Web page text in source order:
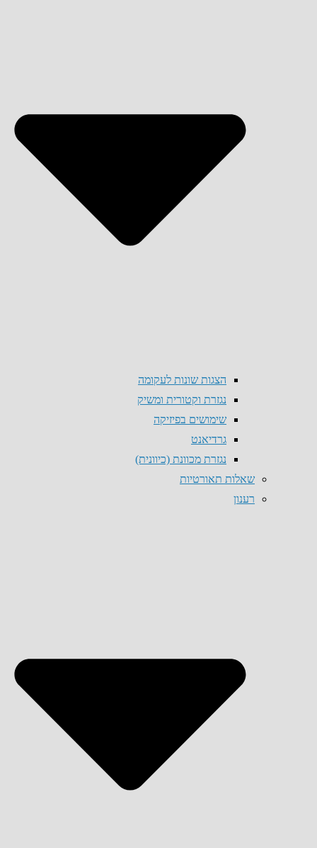
הצגות שונות לעקומה
נגזרת וקטורית ומשיק
שימושים בפיזיקה
גרדיאנט
נגזרת מכוונת (כיוונית)
שאלות תאורטיות
רענון